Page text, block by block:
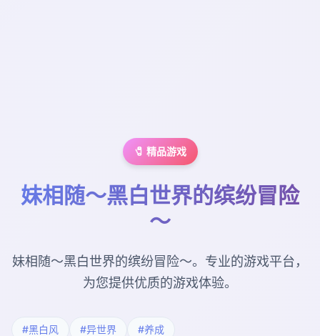
🧷 精品游戏
妹相随～黑白世界的缤纷冒险
～
妹相随～黑白世界的缤纷冒险～。专业的游戏平台，
为您提供优质的游戏体验。
#黑白风 #异世界 #养成